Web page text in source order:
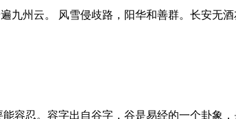
九州云。 风雪侵歧路，阳华和善群。长安无酒
容忍。容字出自谷字，谷是易经的一个卦象，